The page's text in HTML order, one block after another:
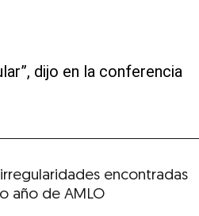
dijo en la conferencia
irregularidades encontradas
año de AMLO